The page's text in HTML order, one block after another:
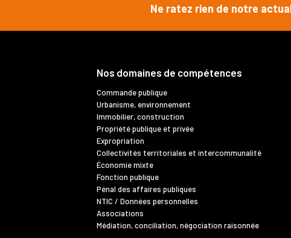
Ne ratez rien de notre
Nos domaines de compétences
Commande publique
Urbanisme, environnement
Immobilier, construction
Propriété publique et privée
Expropriation
Collectivités territoriales et intercommunalité
Économie mixte
Fonction publique
Pénal des affaires publiques
NTIC / Données personnelles
Associations
Médiation, conciliation, négociation raisonnée